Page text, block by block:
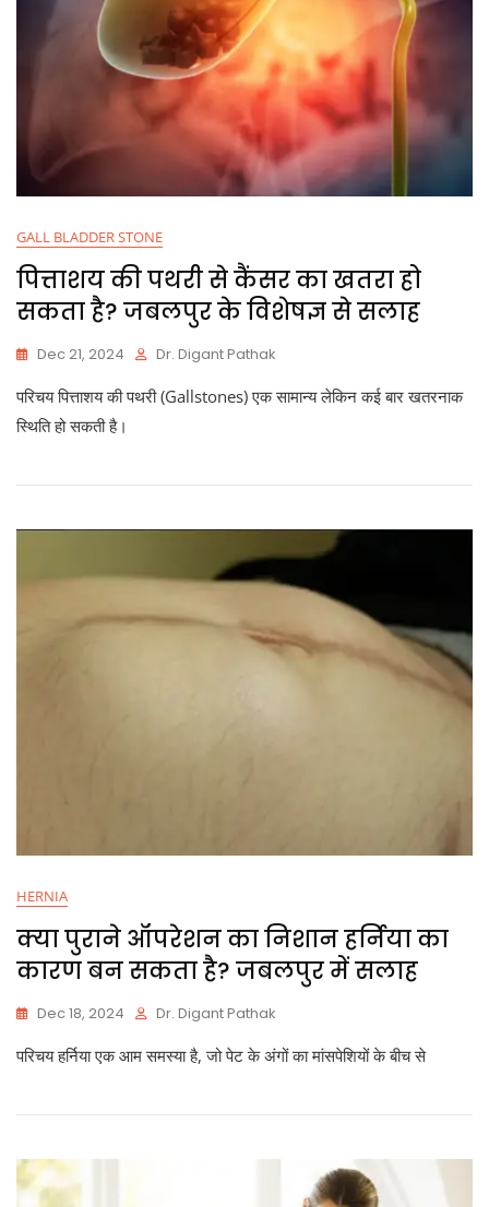
GALL BLADDER STONE
पित्ताशय की पथरी से कैंसर का खतरा हो
सकता है? जबलपुर के विशेषज्ञ से सलाह
Dec 21, 2024 Dr. Digant Pathak
परिचय पित्ताशय की पथरी (Gallstones) एक सामान्य लेकिन कई बार खतरनाक
स्थिति हो सकती है।
HERNIA
क्या पुराने ऑपरेशन का निशान हर्निया का
कारण बन सकता है? जबलपुर में सलाह
Dec 18, 2024 Dr. Digant Pathak
परिचय हर्निया एक आम समस्या है, जो पेट के अंगों का मांसपेशियों के बीच से